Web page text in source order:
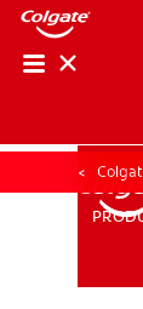
PRODUKTY